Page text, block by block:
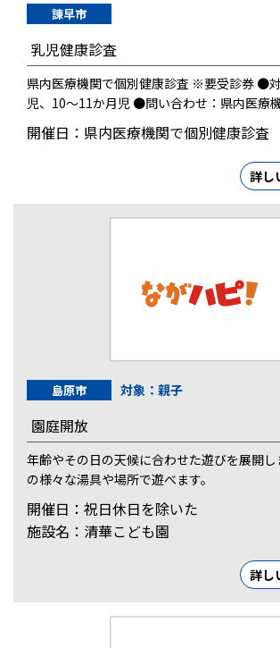
諫早市
乳児健康診査
県内医療機関で個別健康診査 ※要受診券 ●
児、10～11か月児 ●問い合わせ：県内医療
開催日：県内医療機関で個別健康診査
詳し
島原市 対象：親子
園庭開放
年齢やその日の天候に合わせた遊びを展開し
の様々な湯具や場所で遊べます。
開催日：祝日休日を除いた
施設名：清華こども園
詳し